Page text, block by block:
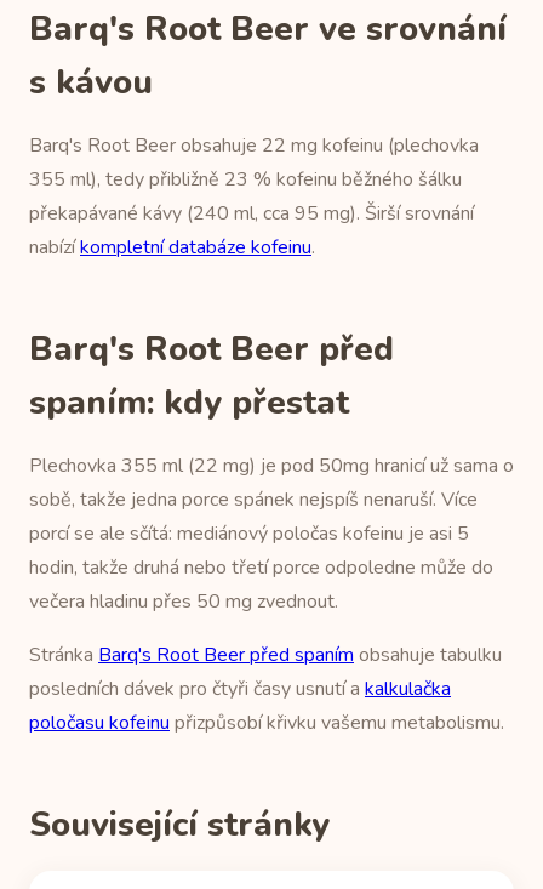
Barq's Root Beer ve srovnání
s kávou
Barq's Root Beer obsahuje 22 mg kofeinu (plechovka
355 ml), tedy přibližně 23 % kofeinu běžného šálku
překapávané kávy (240 ml, cca 95 mg). Širší srovnání
nabízíkompletní databáze kofeinu.
Barq's Root Beer před
spaním: kdy přestat
Plechovka 355 ml (22 mg) je pod 50mg hranicí už sama o
sobě, takže jedna porce spánek nejspíš nenaruší. Více
porcí se ale sčítá: mediánový poločas kofeinu je asi 5
hodin, takže druhá nebo třetí porce odpoledne může do
večera hladinu přes 50 mg zvednout.
Stránka Barq's Root Beer před spaním obsahuje tabulku
posledních dávek pro čtyři časy usnutí a kalkulačka
poločasu kofeinu přizpůsobí křivku vašemu metabolismu.
Související stránky